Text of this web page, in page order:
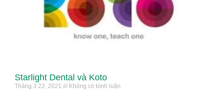
Starlight Dental và Koto
Tháng 3 22, 2021 Không có bình luận